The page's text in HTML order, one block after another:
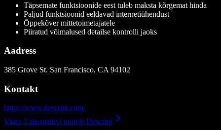
Täpsemate funktsioonide eest tuleb maksta kõrgemat hinda
Paljud funktsioonid eeldavad internetiühendust
Õppekõver mittetoimetajatele
Piiratud võimalused detailse kontrolli jaoks
Aadress
385 Grove St. San Francisco, CA 94102
Kontakt
https://www.descript.com/
Vaata 3 alternatiivi tootele Descript